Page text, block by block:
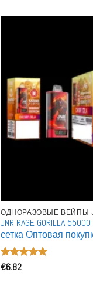
ОДНОРАЗОВЫЕ ВЕЙПЫ
JNR RAGE GORILLA
сетка Оптовая
Одноразовые Вейпы
Оценка
€6.82